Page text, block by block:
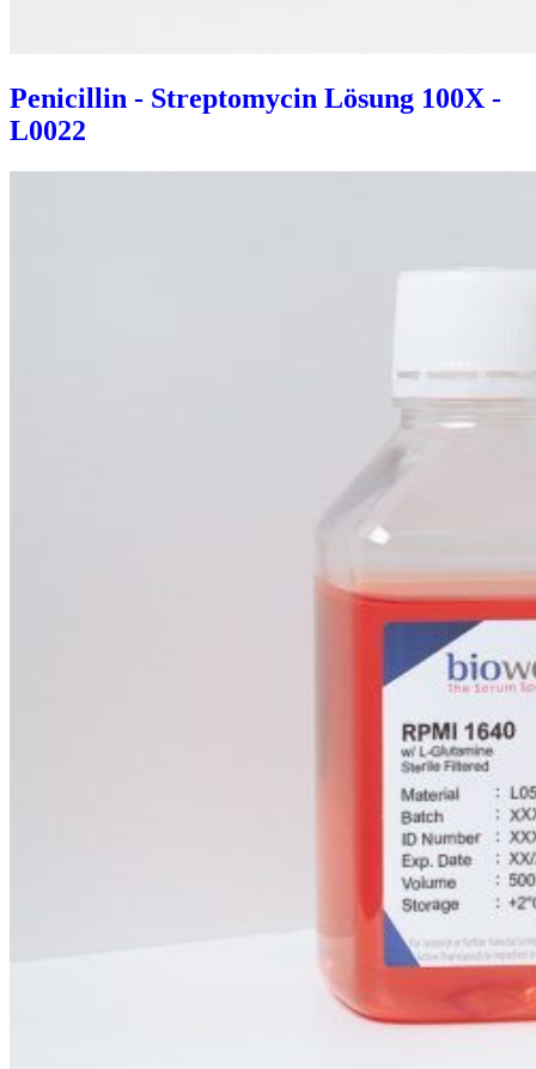
Penicillin - Streptomycin Lösung 100X -
L0022